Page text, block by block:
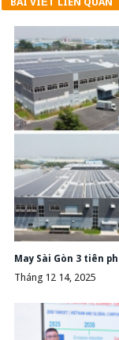
May Sài Gòn 3 tiên
Tháng 12 14, 2025